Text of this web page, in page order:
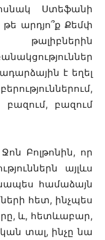
Ստեֆանի
արդյո՞ք Քեմփ
թալիբներին
է եղել
բազում
Բոլթոնին, որ
այլևս
համաձայն
հետ, ինչպես
և, հետևաբար,
տալ, ինչը նա